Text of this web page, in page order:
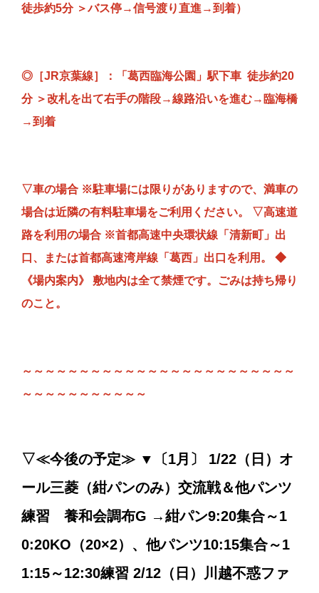
徒歩約5分 ＞バス停→信号渡り直進→到着）
◎［JR京葉線］：「葛西臨海公園」駅下車 徒歩約20
分 ＞改札を出て右手の階段→線路沿いを進む→臨海橋
→到着
▽車の場合 ※駐車場には限りがありますので、満車の
場合は近隣の有料駐車場をご利用ください。 ▽高速道
路を利用の場合 ※首都高速中央環状線「清新町」出
口、または首都高速湾岸線「葛西」出口を利用。 ◆
《場内案内》 敷地内は全て禁煙です。ごみは持ち帰り
のこと。
～～～～～～～～～～～～～～～～～～～～～～～～
～～～～～～～～～～～
▽≪今後の予定≫ ▼〔1月〕 1/22（日）オ
ール三菱（紺パンのみ）交流戦＆他パンツ
練習 養和会調布G →紺パン9:20集合～1
0:20KO（20×2）、他パンツ10:15集合～1
1:15～12:30練習 2/12（日）川越不惑ファ